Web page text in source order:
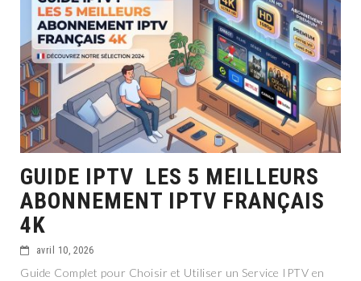
GUIDE IPTV LES 5 MEILLEURS
ABONNEMENT IPTV FRANÇAIS
4K
avril 10, 2026
Guide Complet pour Choisir et Utiliser un Service IPTV en